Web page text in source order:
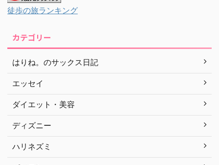
徒歩の旅ランキング
カテゴリー
はりね。のサックス日記
エッセイ
ダイエット・美容
ディズニー
ハリネズミ